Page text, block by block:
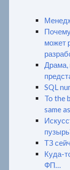
может
Драма,
SQL
To the
same
ТЗ
Куда-
ФП…